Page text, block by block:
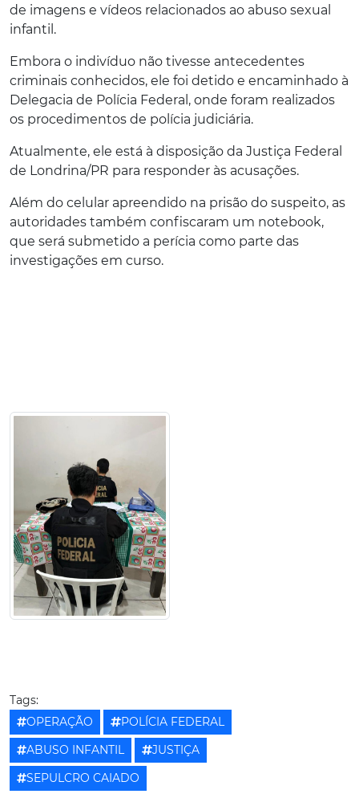
de imagens e vídeos relacionados ao abuso sexual
infantil.
Embora o indivíduo não tivesse antecedentes
criminais conhecidos, ele foi detido e encaminhado à
Delegacia de Polícia Federal, onde foram realizados
os procedimentos de polícia judiciária.
Atualmente, ele está à disposição da Justiça Federal
de Londrina/PR para responder às acusações.
Além do celular apreendido na prisão do suspeito, as
autoridades também confiscaram um notebook,
que será submetido a perícia como parte das
investigações em curso.
Tags:
OPERAÇÃO
POLÍCIA FEDERAL
ABUSO INFANTIL
JUSTIÇA
SEPULCRO CAIADO